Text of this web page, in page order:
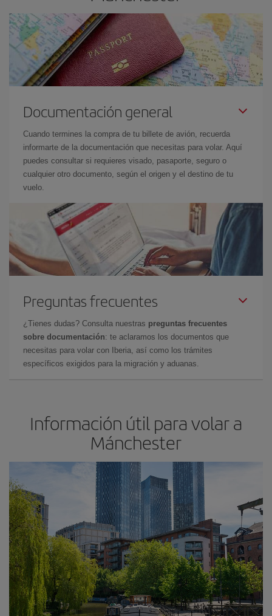
Documentación general
Cuando termines la compra de tu billete de avión, recuerda
informarte de la documentación que necesitas para volar. Aquí
puedes consultar si requieres visado, pasaporte, seguro o
cualquier otro documento, según el origen y el destino de tu
vuelo.
Preguntas frecuentes
¿Tienes dudas? Consulta nuestras preguntas frecuentes
sobre documentación: te aclaramos los documentos que
necesitas para volar con Iberia, así como los trámites
específicos exigidos para la migración y aduanas.
Información útil para volar a
Mánchester